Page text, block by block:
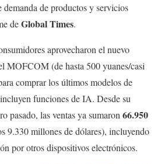
de productos y servicios
deGlobal Times.
aprovecharon el nuevo
MOFCOM (de hasta 500 yuanes/casi
comprar los últimos modelos de
funciones de IA. Desde su
pasado, las ventas ya sumaron 66.950
9.330 millones de dólares), incluyendo
por otros dispositivos electrónicos.